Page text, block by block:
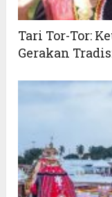
Tari Tor-Tor:
Gerakan